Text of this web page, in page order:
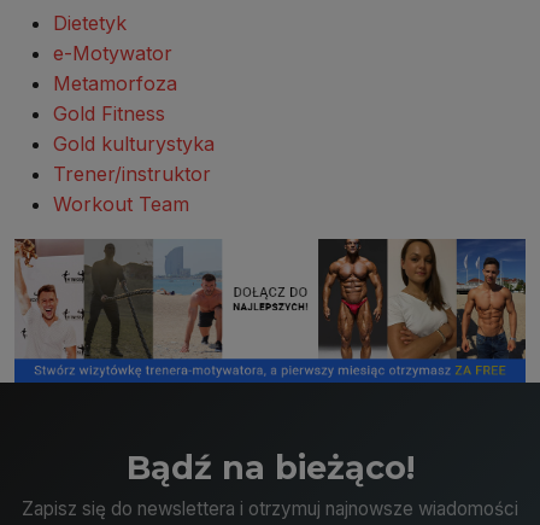
Dietetyk
e-Motywator
Metamorfoza
Gold Fitness
Gold kulturystyka
Trener/instruktor
Workout Team
Bądź na bieżąco!
Zapisz się do newslettera i otrzymuj najnowsze wiadomości